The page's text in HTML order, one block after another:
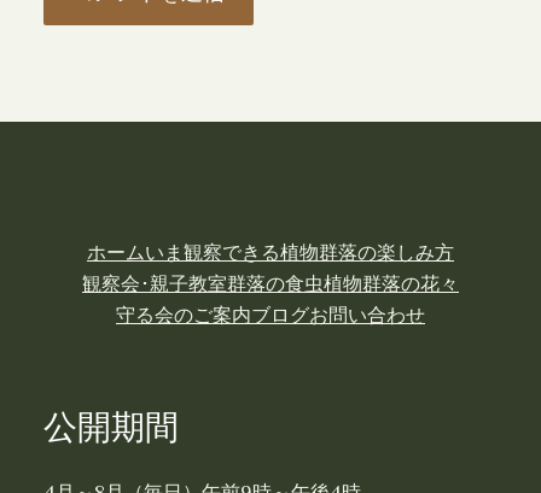
ホームいま観察できる植物群落の楽しみ方
観察会･親子教室群落の食虫植物群落の花々
守る会のご案内ブログお問い合わせ
公開期間